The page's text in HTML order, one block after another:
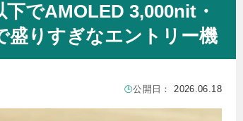
でAMOLED 3,000nit・
盛りすぎなエントリー機
公開日：2026.06.18